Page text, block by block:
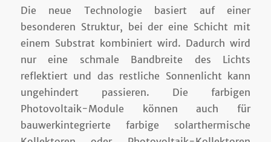
Die neue Technologie basiert auf einer
besonderen Struktur, bei der eine Schicht mit
einem Substrat kombiniert wird. Dadurch wird
nur eine schmale Bandbreite des Lichts
reflektiert und das restliche Sonnenlicht kann
ungehindert passieren. Die farbigen
Photovoltaik-Module können auch für
bauwerkintegrierte farbige solarthermische